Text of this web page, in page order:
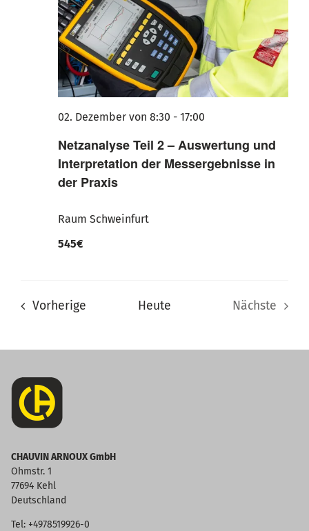
Netzanalyse Teil 2 – Auswertung und
Interpretation der Messergebnisse in
der Praxis
02. Dezember von 8:30 - 17:00
Raum Schweinfurt
545€
VorherigeVeranstaltungen
Heute
Nächste
CHAUVIN ARNOUX GmbH
Ohmstr. 1
77694 Kehl
Deutschland
Tel: +4978519926-0